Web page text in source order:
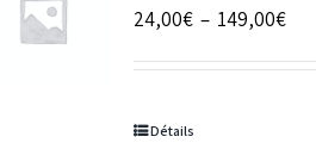
24,00€ – 149,00€
Détails